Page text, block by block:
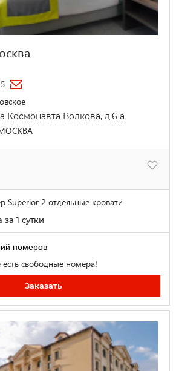
Космонавта Волкова, д.6 а
МОСКВА
Superior 2 отдельные кровати
за 1 сутки
номеров
свободные номера!
Заказать